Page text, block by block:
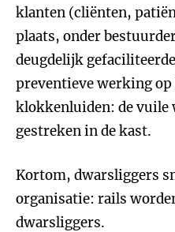
klanten (cliënten,
plaats, onder
deugdelijk
preventieve werking op
klokkenluiden: de vuile
gestreken in de kast.
Kortom, dwarsliggers
organisatie: rails
dwarsliggers.